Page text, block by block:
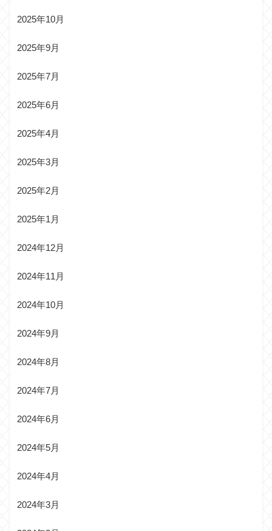
2025年10月
2025年9月
2025年7月
2025年6月
2025年4月
2025年3月
2025年2月
2025年1月
2024年12月
2024年11月
2024年10月
2024年9月
2024年8月
2024年7月
2024年6月
2024年5月
2024年4月
2024年3月